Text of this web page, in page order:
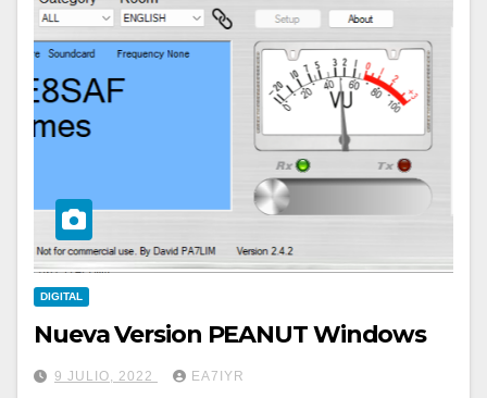
DIGITAL
Nueva Version PEANUT Windows
9 JULIO, 2022 EA7IYR